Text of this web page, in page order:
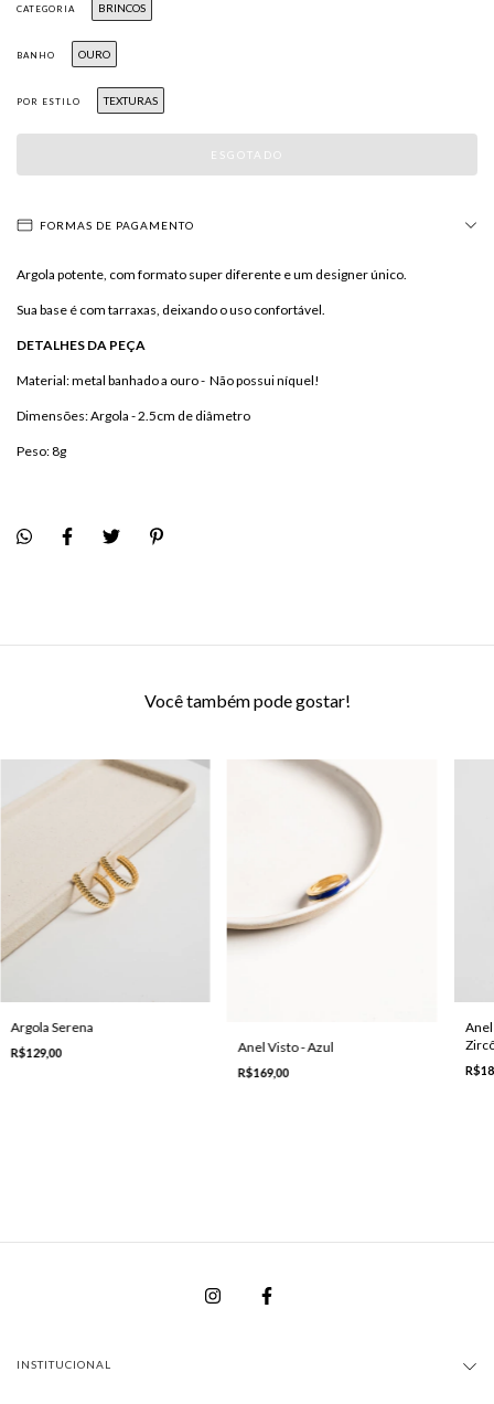
CATEGORIA BRINCOS
BANHO OURO
POR ESTILO TEXTURAS
FORMAS DE PAGAMENTO
Argola potente, com formato super diferente e um designer único.
Sua base é com tarraxas, deixando o uso confortável.
DETALHES DA PEÇA
Material: metal banhado a ouro - Não possui níquel!
Dimensões: Argola - 2.5cm de diâmetro
Peso: 8g
Você também pode gostar!
Argola Serena
R$129,00 Anel Visto - Azul
R$169,00
INSTITUCIONAL